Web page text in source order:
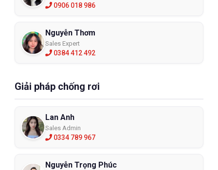
0906 018 986
Nguyễn Thơm
Sales Expert
0384 412 492
Giải pháp chống rơi
Lan Anh
Sales Admin
0334 789 967
Nguyễn Trọng Phúc